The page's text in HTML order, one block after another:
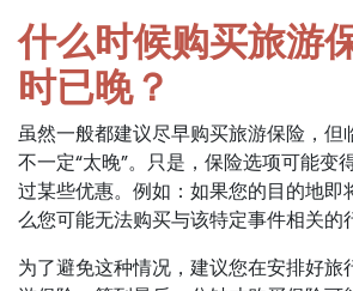
什么时候购买旅游
时已晚？
虽然一般都建议尽早购买旅游保险，但
不一定“太晚”。只是，保险选项可能变
过某些优惠。例如：如果您的目的地即
么您可能无法购买与该特定事件相关的
为了避免这种情况，建议您在安排好旅